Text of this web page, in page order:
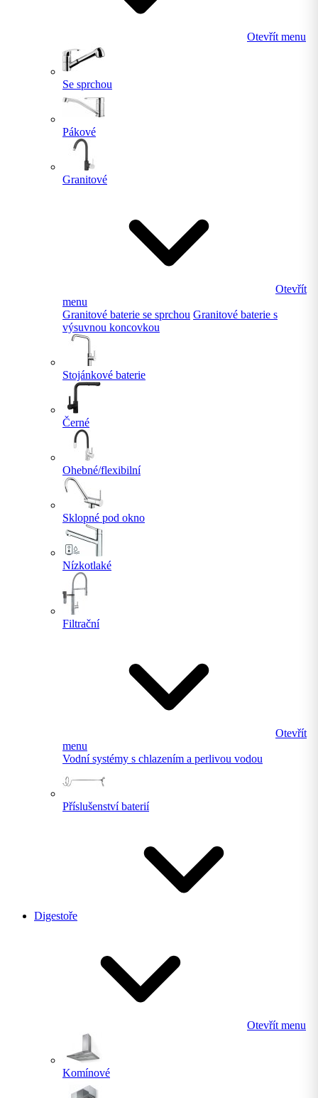
Otevřít menu
Se sprchou
Pákové
Granitové
Otevřít
menu
Granitové baterie se sprchou Granitové baterie s
výsuvnou koncovkou
Stojánkové baterie
Černé
Ohebné/flexibilní
Sklopné pod okno
Nízkotlaké
Filtrační
Otevřít
menu
Vodní systémy s chlazením a perlivou vodou
Příslušenství baterií
Digestoře
Otevřít menu
Komínové